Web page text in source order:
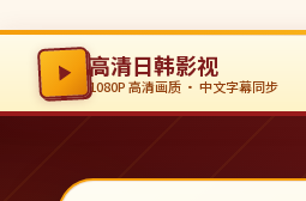
高清日韩影视
1080P 高清画质 · 中文字幕同步